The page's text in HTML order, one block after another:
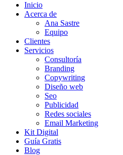
Inicio
Acerca de
Ana Sastre
Equipo
Clientes
Servicios
Consultoría
Branding
Copywriting
Diseño web
Seo
Publicidad
Redes sociales
Email Marketing
Kit Digital
Guía Gratis
Blog